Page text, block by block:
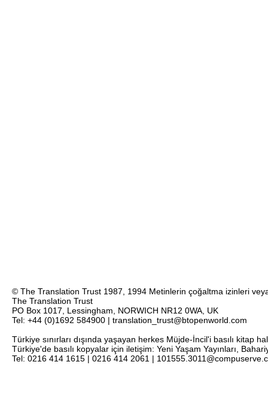
© The Translation Trust 1987, 1994 Metinlerin çoğaltma izinleri
The Translation Trust
PO Box 1017, Lessingham, NORWICH NR12 0WA, UK
Tel: +44 (0)1692 584900 | translation_trust@btopenworld.com
Türkiye sınırları dışında yaşayan herkes Müjde-İncil'i basılı
Türkiye'de basılı kopyalar için iletişim: Yeni Yaşam Yayınları,
Tel: 0216 414 1615 | 0216 414 2061 |